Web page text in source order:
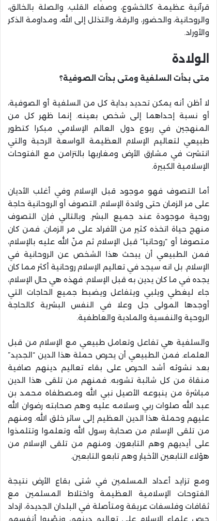
قرآنية عظيمة كالخشوع، وصفاء القلب، والصلة بالخالق،
والروحانية، والحضور، والرقة، والتذلل إلى الله، ومداومة الذكر
والأوراد.
الولادة
متى بدأت السلفية ومتى بدأت الصوفية؟
لا أظن أنه يمكن تحديد بداية كل من السلفية أو الصوفية،
أو نسبة إحداهما إلى شخص بعينه. إنما ظهر كل من
المنهجين في ربوع دول العالم الإسلامي مبكرا كتطور
طبيعي لتعاليم الإسلام العظيمة الواسعة الرحبة والتي
انتشرت في مشارق الأرض ومغاربها بالتزامن مع الفتوحات
الإسلامية الكبيرة.
أما التصوف فهو موجود قبل الإسلام وفي أغلب الأديان
على مر الزمان حتى ولادة الإسلام. التصوف أو الروحانية حاجة
روحية موجودة عند جميع البشر. وبالتالي فإن التصوف
منهج حياة اتخذه كثير من الأفراد على مر الزمان. فمن كان
متصوفا أو “روحانيا” قبل الإسلام ثم منّ الله عليه بالإسلام،
فمن الطبيعي أن يبحث هذا الشخص عن الروحانية في
الإسلام. بل انه سيجد في تعاليم الإسلام روحانية أكثر مما كان
يجده في ما كان يدين به قبل الإسلام. فهذه هي حال الإسلام،
جاء ليغطي ويلبي ويتفاعل ويضبط جميع الحاجات التي
أوجدها المولى جل وعلا في النفس البشرية كالحاجة
الروحية والنفسية والمادية والعاطفية.
والسلفية هي تفاعل وتعامل طبيعي مع الإسلام من قبل
العلماء. فمن الطبيعي أن يحرص حملة هذا الدين “الجديد”
بعد نشوئه أشد الحرص على بقاء تعاليم دينهم صافية
منقاة من كل شائبة تشوبه. فمنهم من تلقى هذا الدين
مباشرة من ينبوعه الأصيل نبي الله ومصطفاه محمد بن
عبد الله صلوات ربي وسلامه عليه وهم صحابته رضوان الله
عليهم وحملة هذا الدين العظيم إلى سائر خلق الله. ومنهم
من تلقى الإسلام من صحابة رسول الله وتعلموا وتتلمذوا
على أيديهم وهم التابعون. ومنهم من تلقى الإسلام من
هؤلاء التابعين الأخيار وهم تابعو التابعين.
ومع تزايد أعداد المسلمين في شتى بقاع الأرض نتيجة
الفتوحات الإسلامية العظيمة واختلاط المسلمين مع
ثقافات وفلسفات عريقة ومتأصلة في البلدان الجديدة، ازداد
حرص علماء الإسلام على تعاليم دينهم، ونصّبوا أنفسهم